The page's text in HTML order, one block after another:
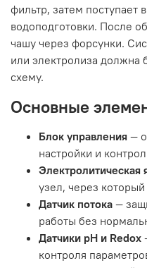
фильтр, затем поступает
водоподготовки. После
чашу через форсунки.
или электролиза должна
схему.
Основные
Блок управления —
настройки и
Электролитическая
узел, через
Датчик потока —
работы без
Датчики pH и Redox
контроля